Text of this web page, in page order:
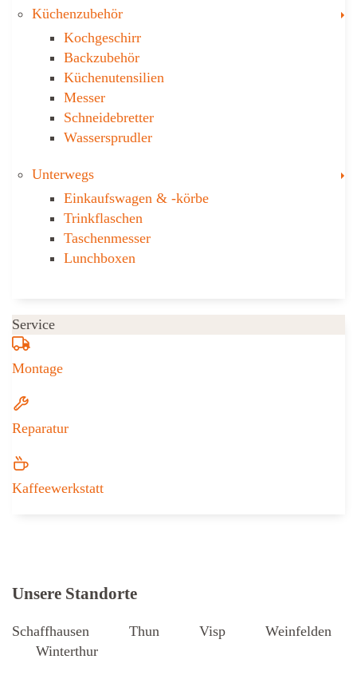
Küchenzubehör
Kochgeschirr
Backzubehör
Küchenutensilien
Messer
Schneidebretter
Wassersprudler
Unterwegs
Einkaufswagen & ­-körbe
Trinkflaschen
Taschen­messer
Lunchboxen
Service
Montage
Reparatur
Kaffeewerkstatt
Unsere Standorte
Schaffhausen Thun Visp
Weinfelden
Winterthur